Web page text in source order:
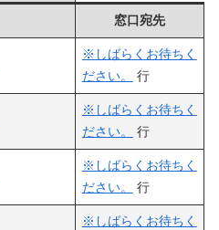
窓口宛先
※しばらくお待ちく
ださい。
行
※しばらくお待ちく
ださい。
行
※しばらくお待ちく
ださい。
行
※しばらくお待ちく